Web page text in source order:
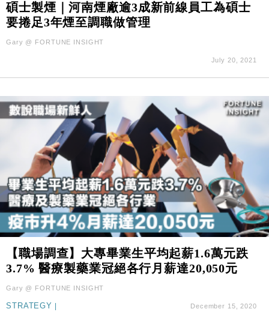
碩士製煙｜河南煙廠逾3成新前線員工為碩士
要捲足3年煙至調職做管理
Gary @ FORTUNE INSIGHT
July 20, 2021
【職場調查】大專畢業生平均起薪1.6萬元跌
3.7% 醫療製藥業冠絕各行月薪達20,050元
Gary @ FORTUNE INSIGHT
STRATEGY | December 15, 2020